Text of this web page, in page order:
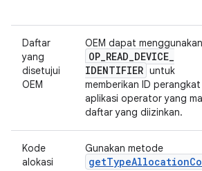
Daftar
yang
disetujui
OEM
OEM dapat menggunakan
OP_READ_DEVICE_
IDENTIFIER untuk
memberikan ID
aplikasi operator yang
daftar yang diizinkan.
Kode
alokasi
Gunakan metode